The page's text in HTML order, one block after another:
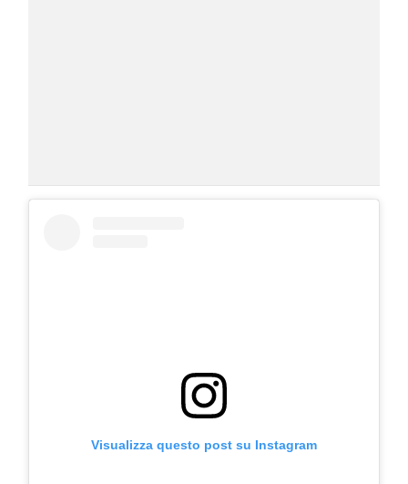
Visualizza questo post su Instagram